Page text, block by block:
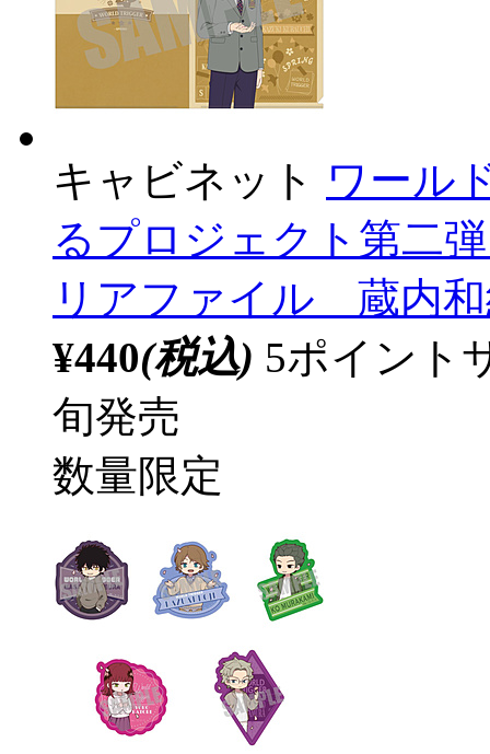
キャビネット ワール
るプロジェクト第二
リアファイル 蔵内
¥440(税込) 5ポイント
旬発売
数量限定